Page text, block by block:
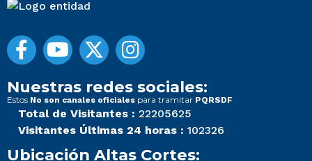
Nuestras redes sociales:
Estos No son canales oficiales para tramitar PQRSDF
Total de Visitantes : 22205625
Visitantes Últimas 24 horas : 102326
Ubicación Altas Cortes: